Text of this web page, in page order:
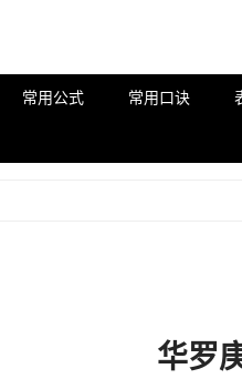
常用公式 常用口诀
华罗